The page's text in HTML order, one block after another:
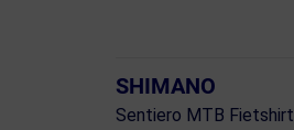
SHIMANO
Sentiero MTB Fietshirt